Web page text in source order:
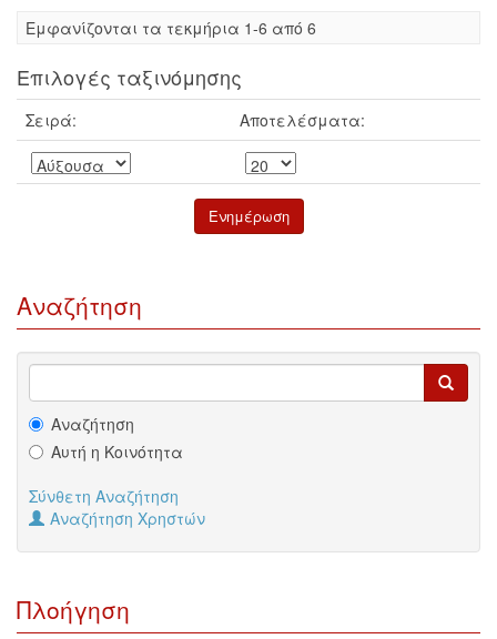
Eμφανίζονται τα τεκμήρια 1-6 από 6
Επιλογές ταξινόμησης
Σειρά: Αποτελέσματα:
Αναζήτηση
Αναζήτηση
Αυτή η Κοινότητα
Σύνθετη Αναζήτηση
Αναζήτηση Χρηστών
Πλοήγηση